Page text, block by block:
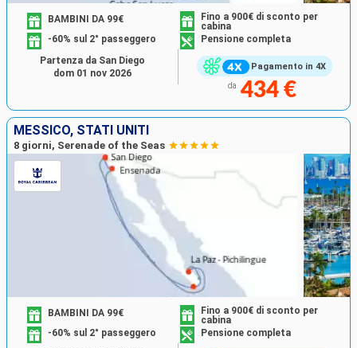
Pagamento in 4X
BAMBINI DA 99€
Fino a 900€ di sconto per
cabina
-60% sul 2° passeggero
Pensione completa
da 434 €
Partenza da San Diego
dom 01 nov 2026
MESSICO, STATI UNITI
8 giorni, Serenade of the Seas
BAMBINI DA 99€
Fino a 900€ di sconto per
cabina
-60% sul 2° passeggero
Pensione completa